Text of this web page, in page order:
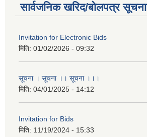
सार्वजनिक खरिद/बोलपत्र सूचना
Invitation for Electronic Bids
मिति: 01/02/2026 - 09:32
सूचना । सूचना ।। सूचना ।।।
मिति: 04/01/2025 - 14:12
Invitation for Bids
मिति: 11/19/2024 - 15:33